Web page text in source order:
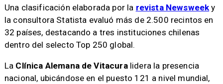
Una clasificación elaborada por la revista Newsweek y
la consultora Statista evaluó más de 2.500 recintos en
32 países, destacando a tres instituciones chilenas
dentro del selecto Top 250 global.
La Clínica Alemana de Vitacuralidera la presencia
nacional, ubicándose en el puesto 121 a nivel mundial,